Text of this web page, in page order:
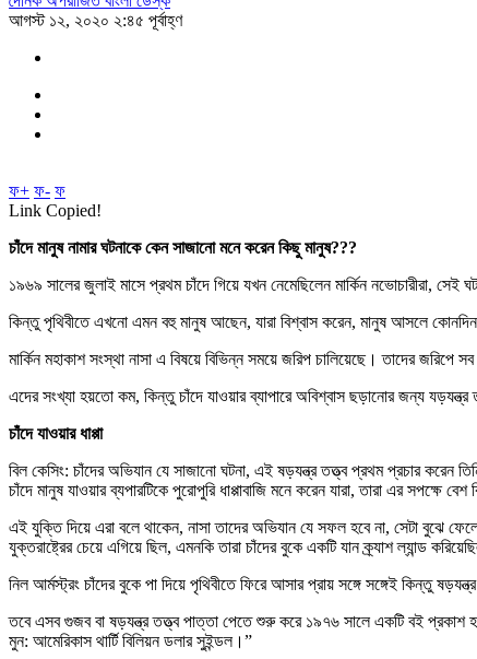
আগস্ট ১২, ২০২০ ২:৪৫ পূর্বাহ্ণ
ফ+ ফ- ফ
Link Copied!
চাঁদে মানুষ নামার ঘটনাকে কেন সাজানো মনে করেন কিছু মানুষ???
১৯৬৯ সালের জুলাই মাসে প্রথম চাঁদে গিয়ে যখন নেমেছিলেন মার্কিন নভোচারীরা, সেই
কিন্তু পৃথিবীতে এখনো এমন বহু মানুষ আছেন, যারা বিশ্বাস করেন, মানুষ আসলে কোনদিন
মার্কিন মহাকাশ সংস্থা নাসা এ বিষয়ে বিভিন্ন সময়ে জরিপ চালিয়েছে। তাদের জরিপে
এদের সংখ্যা হয়তো কম, কিন্তু চাঁদে যাওয়ার ব্যাপারে অবিশ্বাস ছড়ানোর জন্য যড়যন্ত্র
চাঁদে যাওয়ার ধাপ্পা
বিল কেসিং: চাঁদের অভিযান যে সাজানো ঘটনা, এই ষড়যন্ত্র তত্ত্ব প্রথম প্রচার করেন
চাঁদে মানুষ যাওয়ার ব্যপারটিকে পুরোপুরি ধাপ্পাবাজি মনে করেন যারা, তারা এর
এই যুক্তি দিয়ে এরা বলে থাকেন, নাসা তাদের অভিযান যে সফল হবে না, সেটা বুঝে
যুক্তরাষ্ট্রের চেয়ে এগিয়ে ছিল, এমনকি তারা চাঁদের বুকে একটি যান ক্র্যাশ ল্যান্ড
নিল আর্মস্ট্রং চাঁদের বুকে পা দিয়ে পৃথিবীতে ফিরে আসার প্রায় সঙ্গে সঙ্গেই কিন্তু
তবে এসব গুজব বা ষড়যন্ত্র তত্ত্ব পাত্তা পেতে শুরু করে ১৯৭৬ সালে একটি বই প্রকাশ
মুন: আমেরিকাস থার্টি বিলিয়ন ডলার সুইন্ডল।”